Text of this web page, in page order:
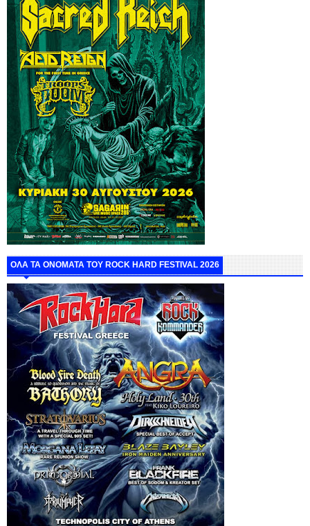
ΟΛΑ ΤΑ ΟΝΟΜΑΤΑ ΤΟΥ ROCK HARD FESTIVAL 2026